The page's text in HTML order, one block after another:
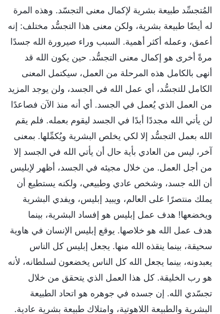
المُتجسِّد طبيعة بشرية لإكمال معنى التجسّد. وهذه المرة
له أيضًا طبيعة بشرية، ولكن معنى هذا التجسُّد مختلف: إنه
أعمق، وعمله أكثر أهمية. السبب وراء صيرورة الله جسدًا
مرةً أخرى هو إكمال معنى التجسُّد. حين يكون الله قد
أنهى بالكامل هذه المرحلة من العمل، سيكتمل المعنى
الكامل للتجسُّد، أي عمل الله في الجسد، ولن يوجد المزيد
من العمل الذي يُعمل في الجسد. أي أنه منذ الآن فصاعدًا
لن يأتي الله مجددًا أبدًا في الجسد ليقوم بعمله. فلم يقم
الله بعمل التجسُّد إلا لكي يخلص البشرية ويُكمِّلها. بمعنى
آخر، ليس من العادي بأية حال أن يأتي الله في الجسد إلا
من أجل العمل. من خلال مجيئه في الجسد، أظهر لإبليس
أن الله جسد، وشخص عادي وطبيعي، ولكنه يستطيع أن
يملك منتصرًا على العالم، ويبيد إبليس، ويفدي البشرية
ويخضعها! هدف عمل إبليس هو إفساد البشرية، بينما
هدف عمل الله هو خلاصها. يوقع إبليس الإنسان في هاوية
سحيقة، بينما ينقذه الله منها. يجعل إبليس كل الناس
يعبدونه، بينما يجعل الله كل الناس يخضعون لسلطانه، لأنه
هو رب الخليقة. كل هذا العمل الذي يتحقق من خلال
تجسّدي الله. إن جسده في جوهره هو اتحاد الطبيعة
البشرية والطبيعة اللاهوتية، وامتلاك طبيعة بشرية عادية.